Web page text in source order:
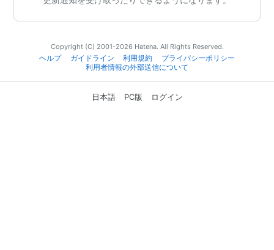
Copyright (C) 2001-2026 Hatena. All Rights Reserved.
ヘルプ
ガイドライン 利用規約
プライバシーポリシー
利用者情報の外部送信について
日本語 PC版 ログイン